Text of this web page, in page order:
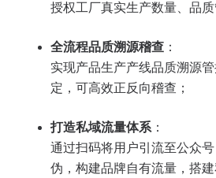
授权工厂真实生产数量、品质
全流程品质溯源稽查 ：
实现产品生产产线品质溯源
定，可高效正反向稽查；
打造私域流量体系 ：
通过扫码将用户引流至公众
伪，构建品牌自有流量，搭建